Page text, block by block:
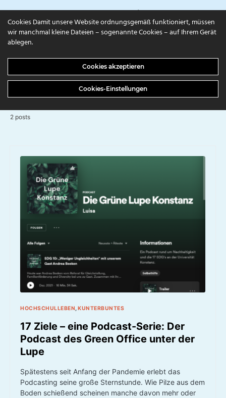
campuls.online
Podcasts
2 posts
HOCHSCHULLEBEN KUNTERBUNTES
17 Ziele – eine Podcast-Serie: Der
Podcast des Green Office unter der
Lupe
Spätestens seit Anfang der Pandemie erlebt das
Podcasting seine große Sternstunde. Wie Pilze aus dem
Boden schießend scheinen manche davon mehr oder
Cookies Damit unsere Website ordnungsgemäß funktioniert, müssen
wir manchmal kleine Dateien – sogenannte Cookies – auf Ihrem Gerät
ablegen.
Cookies akzeptieren
Cookies-Einstellungen